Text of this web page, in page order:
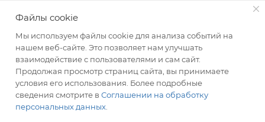
2026 © ЗАО «ТВК»
Файлы cookie
Мы используем файлы cookie для анализа событий на
нашем веб-сайте. Это позволяет нам улучшать
взаимодействие с пользователями и сам сайт.
Продолжая просмотр страниц сайта, вы принимаете
условия его использования. Более подробные
сведения смотрите в Соглашении на обработку
персональных данных